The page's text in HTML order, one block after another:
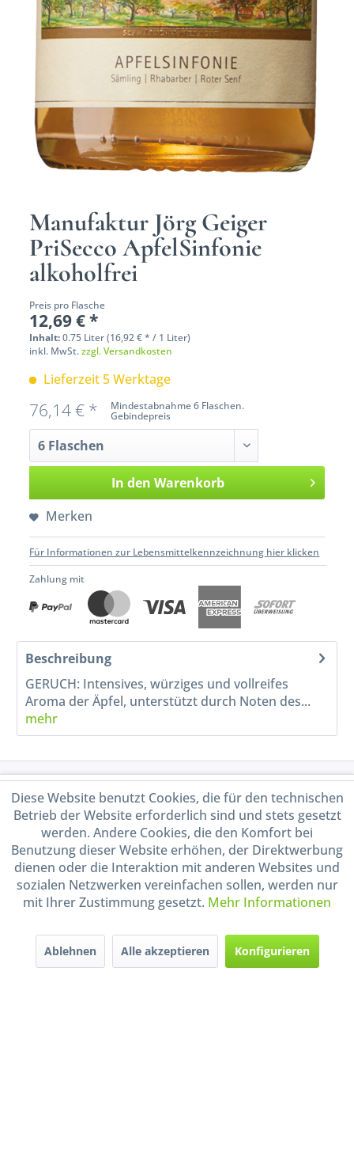
Manufaktur Jörg Geiger
PriSecco ApfelSinfonie
alkoholfrei
Preis pro Flasche
12,69 € *
Inhalt:0.75 Liter (16,92 € * / 1 Liter)
inkl. MwSt.zzgl. Versandkosten
Lieferzeit 5 Werktage
Mindestabnahme 6 Flaschen.
Gebindepreis
76,14 € *
In den Warenkorb
Merken
Für Informationen zur Lebensmittelkennzeichnung hier klicken
Zahlung mit
Beschreibung
GERUCH: Intensives, würziges und vollreifes
Aroma der Äpfel, unterstützt durch Noten des...
mehr
Service Hotline
Shop Service
Informationen
Handel mit BIO-Weinen
durch DE-ÖKO-009
Diese Website benutzt Cookies, die für den technischen
Betrieb der Website erforderlich sind und stets gesetzt
werden. Andere Cookies, die den Komfort bei
Benutzung dieser Website erhöhen, der Direktwerbung
dienen oder die Interaktion mit anderen Websites und
sozialen Netzwerken vereinfachen sollen, werden nur
mit Ihrer Zustimmung gesetzt. Mehr Informationen
Ablehnen Alle akzeptieren Konfigurieren